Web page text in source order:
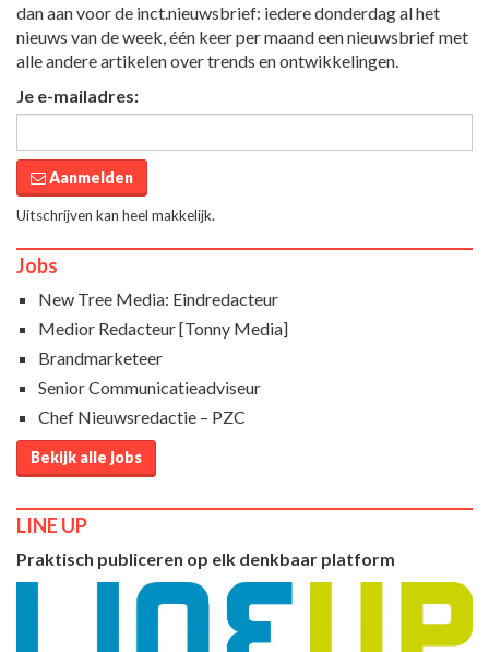
dan aan voor de inct.nieuwsbrief: iedere donderdag al het
nieuws van de week, één keer per maand een nieuwsbrief met
alle andere artikelen over trends en ontwikkelingen.
Je e-mailadres:
Aanmelden
Uitschrijven kan heel makkelijk.
Jobs
New Tree Media: Eindredacteur
Medior Redacteur [Tonny Media]
Brandmarketeer
Senior Communicatieadviseur
Chef Nieuwsredactie – PZC
Bekijk alle jobs
LINE UP
Praktisch publiceren op elk denkbaar platform